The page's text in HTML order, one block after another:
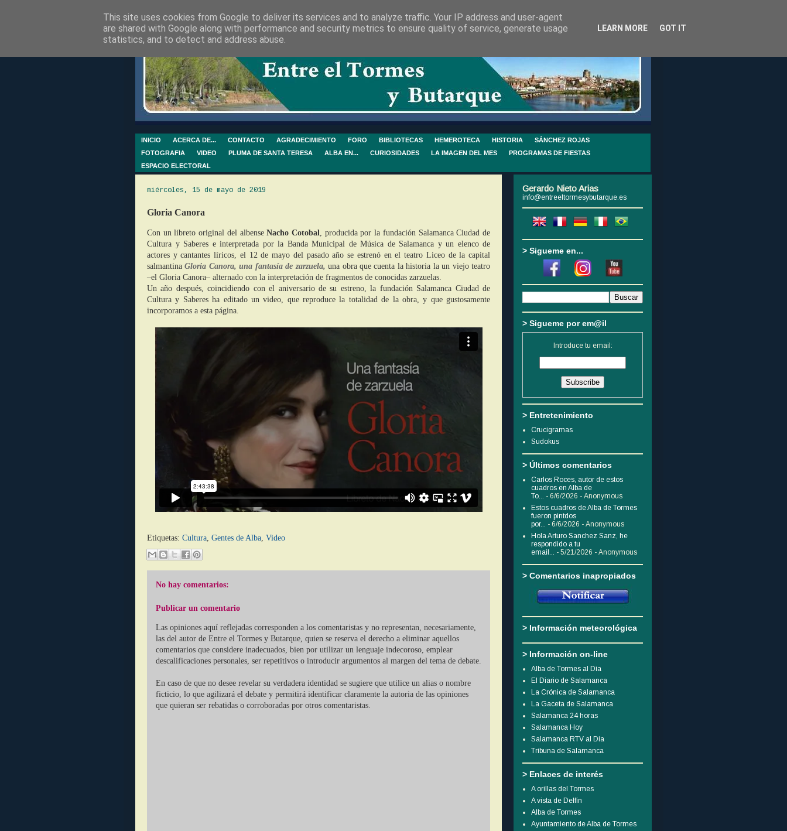
INICIO ACERCA DE... CONTACTO AGRADECIMIENTO FORO BIBLIOTECAS HEMEROTECA HISTORIA
SÁNCHEZ ROJAS
FOTOGRAFIA
VIDEO PLUMA DE SANTA TERESA ALBA EN... CURIOSIDADES LA IMAGEN DEL MES
PROGRAMAS DE FIESTAS
ESPACIO ELECTORAL
miércoles, 15 de mayo de 2019
Gloria Canora
Con un libreto original del albenseNacho Cotobal, producida por la fundación Salamanca Ciudad de
Cultura y Saberes e interpretada por la Banda Municipal de Música de Salamanca y un elenco de
actores y cantantes líricos, el 12 de mayo del pasado año se estrenó en el teatro Liceo de la capital
salmantinaGloria Canora, una fantasía de zarzuela, una obra que cuenta la historia la un viejo teatro
–el Gloria Canora– alternado con la interpretación de fragmentos de conocidas zarzuelas.
Un año después, coincidiendo con el aniversario de su estreno, la fundación Salamanca Ciudad de
Cultura y Saberes ha editado un video, que reproduce la totalidad de la obra, y que gustosamente
incorporamos a esta página.
Etiquetas: Cultura, Gentes de Alba, Video
No hay comentarios:
Publicar un comentario
Las opiniones aquí reflejadas corresponden a los comentaristas y no representan, necesariamente,
las del autor de Entre el Tormes y Butarque, quien se reserva el derecho a eliminar aquellos
comentarios que considere inadecuados, bien por utilizar un lenguaje indecoroso, emplear
descalificaciones personales, ser repetitivos o introducir argumentos al margen del tema de debate.
En caso de que no desee revelar su verdadera identidad se sugiere que utilice un alias o nombre
ficticio, lo que agilizará el debate y permitirá identificar claramente la autoria de las opiniones
que quieran ser rebatidas o corroboradas por otros comentaristas.
Gerardo Nieto Arias
info@entreeltormesybutarque.es
> Sigueme en...
> Sigueme por em@il
Introduce tu email:
> Entretenimiento
Crucigramas
Sudokus
> Últimos comentarios
Carlos Roces, autor de estos
cuadros en Alba de
To... - 6/6/2026 - Anonymous
Estos cuadros de Alba de Tormes
fueron pintdos
por... - 6/6/2026 - Anonymous
Hola Arturo Sanchez Sanz, he
respondido a tu
email... - 5/21/2026 - Anonymous
> Comentarios inapropiados
> Información meteorológica
> Información on-line
Alba de Tormes al Dia
El Diario de Salamanca
La Crónica de Salamanca
La Gaceta de Salamanca
Salamanca 24 horas
Salamanca Hoy
Salamanca RTV al Día
Tribuna de Salamanca
> Enlaces de interés
A orillas del Tormes
A vista de Delfín
Alba de Tormes
Ayuntamiento de Alba de Tormes
This site uses cookies from Google to deliver its services and to analyze traffic. Your IP address and user-agent
are shared with Google along with performance and security metrics to ensure quality of service, generate usage
statistics, and to detect and address abuse.
LEARN MORE GOT IT